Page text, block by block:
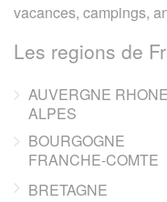
vacances, campings,
Les regions de
AUVERGNE
ALPES
BOURGOGNE
FRANCHE-COMTE
BRETAGNE